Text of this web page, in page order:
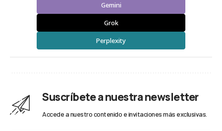
Gemini
Grok
Perplexity
Suscríbete a nuestra newsletter
Accede a nuestro contenido e invitaciones más exclusivas.